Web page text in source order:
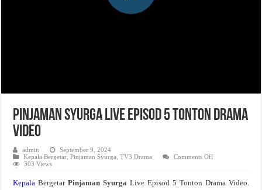
Pinjaman Syurga Live Episod 5 Tonton Drama
Video
admin
September 9, 2024
Kepala Bergetar ,Pinjaman Syurga ,TV3 Drama Comments Offon
Episod
303 Views
Kepala BergetarPinjaman SyurgaLive Episod 5 Tonton Drama Video.